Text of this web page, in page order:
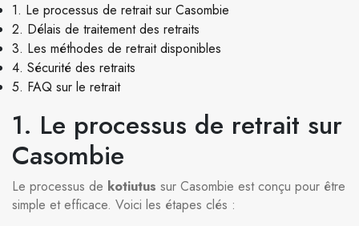
1. Le processus de retrait sur Casombie
2. Délais de traitement des retraits
3. Les méthodes de retrait disponibles
4. Sécurité des retraits
5. FAQ sur le retrait
1. Le processus de retrait sur
Casombie
Le processus de kotiutus sur Casombie est conçu pour être
simple et efficace. Voici les étapes clés :